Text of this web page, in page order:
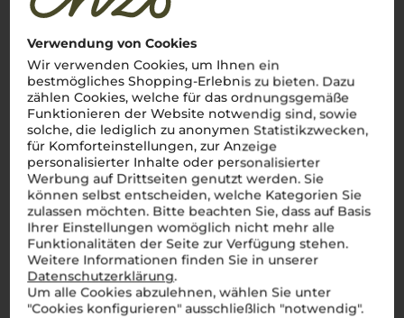
Verwendung von Cookies
Wir verwenden Cookies, um Ihnen ein
bestmögliches Shopping-Erlebnis zu bieten. Dazu
zählen Cookies, welche für das ordnungsgemäße
Funktionieren der Website notwendig sind, sowie
solche, die lediglich zu anonymen Statistikzwecken,
für Komforteinstellungen, zur Anzeige
personalisierter Inhalte oder personalisierter
Werbung auf Drittseiten genutzt werden. Sie
können selbst entscheiden, welche Kategorien Sie
zulassen möchten. Bitte beachten Sie, dass auf Basis
Ihrer Einstellungen womöglich nicht mehr alle
Funktionalitäten der Seite zur Verfügung stehen.
Weitere Informationen finden Sie in unserer
Datenschutzerklärung.
Um alle Cookies abzulehnen, wählen Sie unter
"Cookies konfigurieren" ausschließlich "notwendig".
Sizilien, die sonnenverwöhnte Insel im Mittelmeer,
zurückreicht. Hier, auf vulkanischen Böden und unter einem
strahlenden Himmel, gedeihen Weine wie der kraftvolle
d'Avolaund der lebendigeGrillo. Auf 165.000 Hektar
Rebfläche zeigt sich eine beeindruckende Vielfalt, die den
wahren Geist Italiens einfängt: authentisch, vielfältig und
voller Energie. Von den Hängen des Ätna bis zu den
Küstenebenen entstehen Weine, die das Herz eines jeden
Weinliebhabers höher schlagen lassen. Große Namen wie
Donnafugata,PlanetaundTasca d'Almeritastehen für die
herausragende Qualitätsizilianischer Weine. Ein Wein dieser
Insel ist wie ein kurzer Ausflug nach Italien – voller
Geschmack, Leidenschaft und Lebensfreude. Salute!
Mehr Weine aus Sizilien